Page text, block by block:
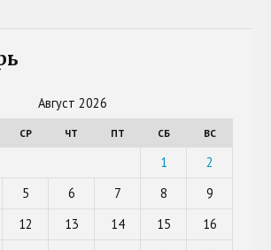
Август 2026
СР ЧТ ПТ СБ ВС
1
2
5 6 7 8
9
12 13 14 15
16